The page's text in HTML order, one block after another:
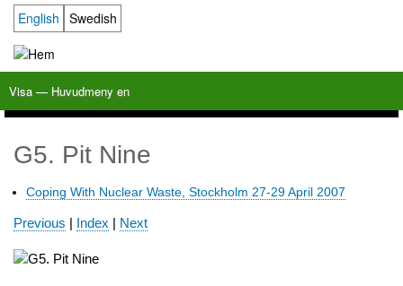
Language switcher
English Swedish
Huvudmeny
en
Visa — Huvudmeny en
G5. Pit Nine
2007
Coping With Nuclear Waste, Stockholm 27-29 April 2007
Previous | Index | Next